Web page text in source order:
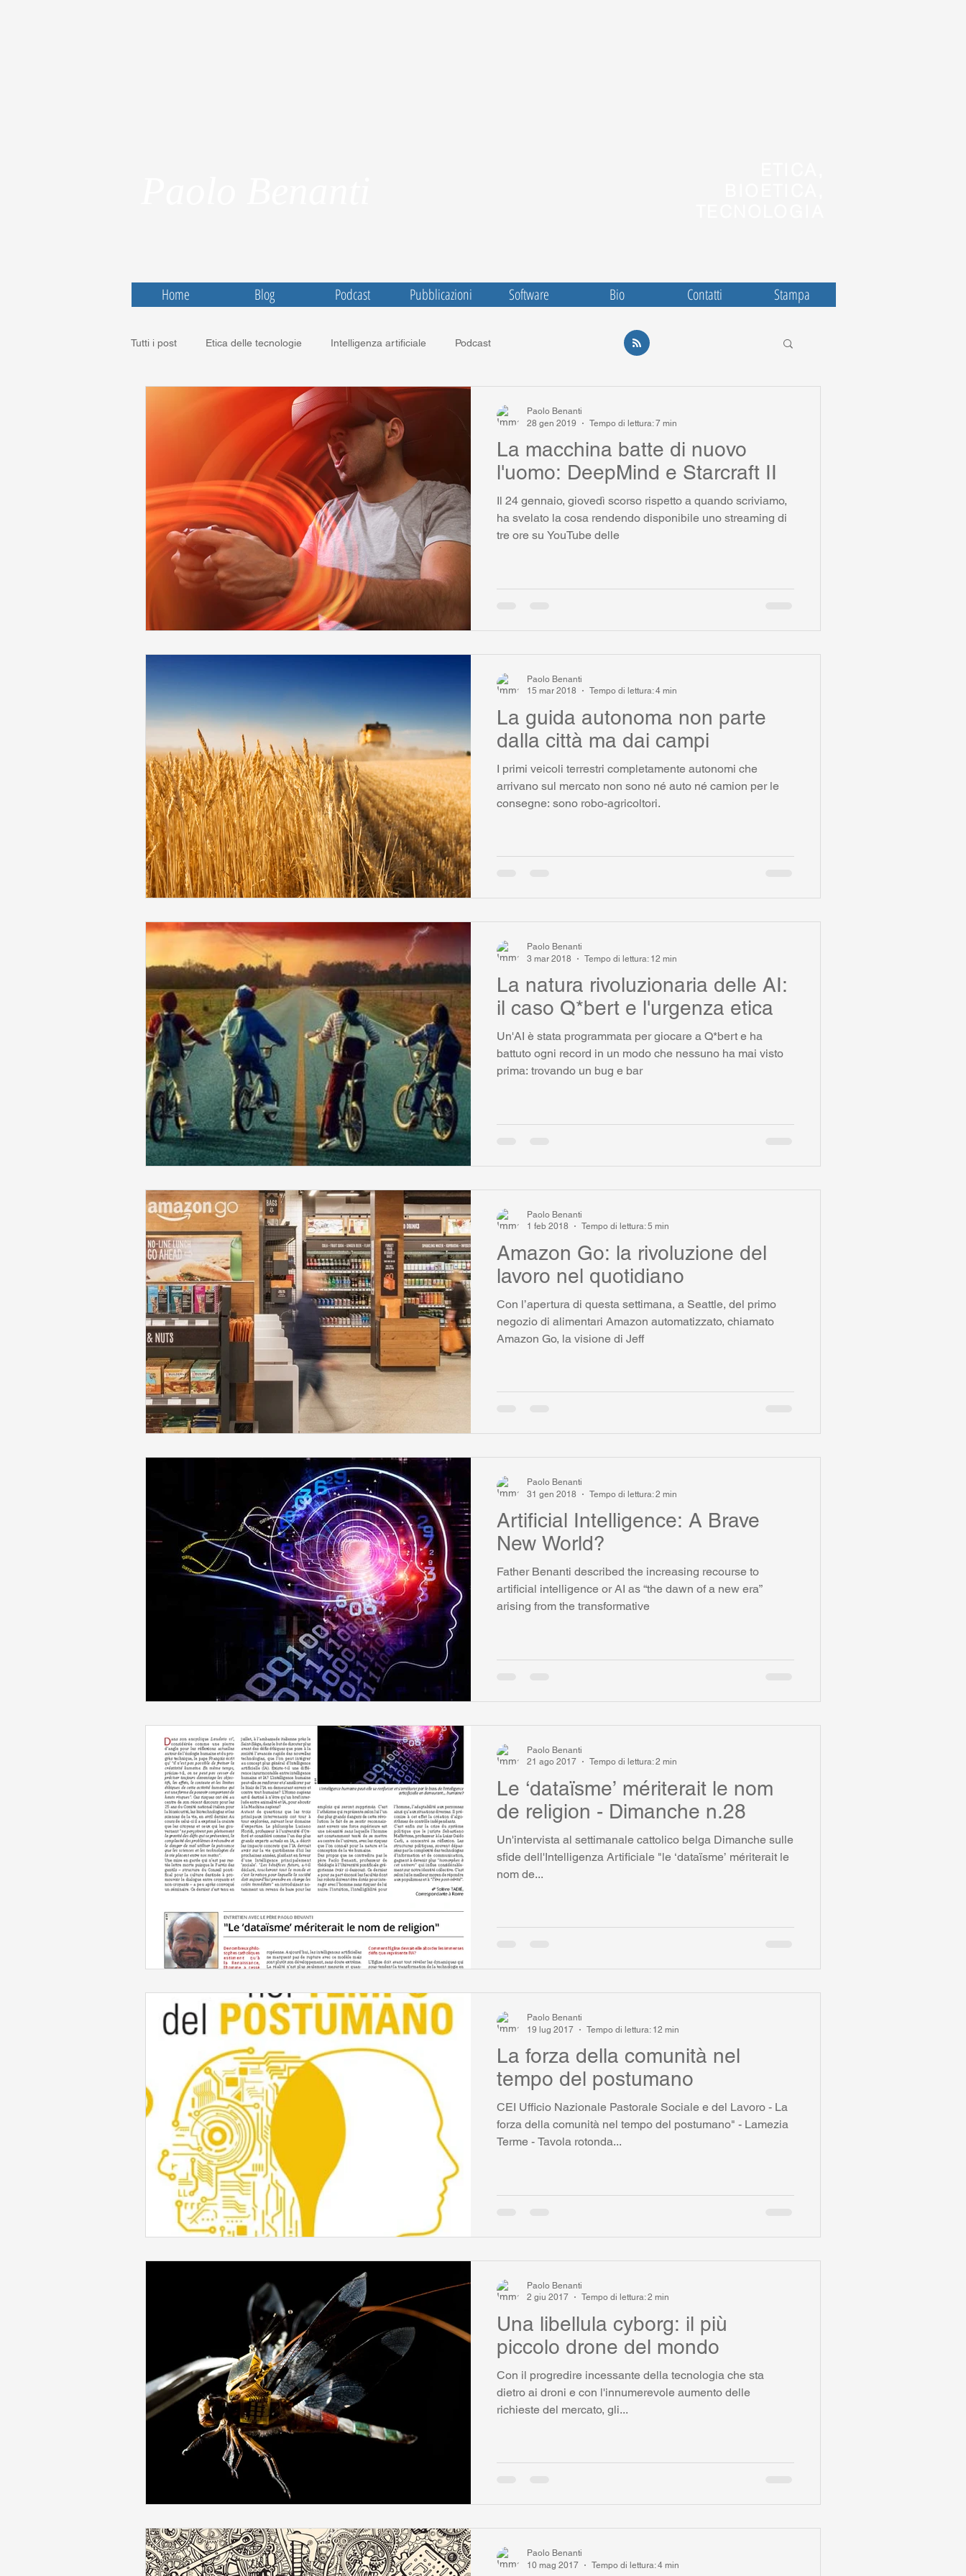
Home Blog Podcast Pubblicazioni Software Bio Contatti Stampa
Tutti i post Etica delle tecnologie Intelligenza artificiale Podcast
La macchina batte di nuovo
l'uomo: DeepMind e Starcraft II
Il 24 gennaio, giovedì scorso rispetto a quando scriviamo,
ha svelato la cosa rendendo disponibile uno streaming di
tre ore su YouTube delle
Paolo Benanti
28 gen 2019
Tempo di lettura: 7 min
La guida autonoma non parte
dalla città ma dai campi
I primi veicoli terrestri completamente autonomi che
arrivano sul mercato non sono né auto né camion per le
consegne: sono robo-agricoltori.
Paolo Benanti
15 mar 2018
Tempo di lettura: 4 min
La natura rivoluzionaria delle AI:
il caso Q*bert e l'urgenza etica
Un'AI è stata programmata per giocare a Q*bert e ha
battuto ogni record in un modo che nessuno ha mai visto
prima: trovando un bug e bar
Paolo Benanti
3 mar 2018
Tempo di lettura: 12 min
Amazon Go: la rivoluzione del
lavoro nel quotidiano
Con l’apertura di questa settimana, a Seattle, del primo
negozio di alimentari Amazon automatizzato, chiamato
Amazon Go, la visione di Jeff
Paolo Benanti
1 feb 2018
Tempo di lettura: 5 min
Artificial Intelligence: A Brave
New World?
Father Benanti described the increasing recourse to
artificial intelligence or AI as “the dawn of a new era”
arising from the transformative
Paolo Benanti
31 gen 2018
Tempo di lettura: 2 min
Le ‘dataïsme’ mériterait le nom
de religion - Dimanche n.28
Un'intervista al settimanale cattolico belga Dimanche sulle
sfide dell'Intelligenza Artificiale "le ‘dataïsme’ mériterait le
nom de...
Paolo Benanti
21 ago 2017
Tempo di lettura: 2 min
La forza della comunità nel
tempo del postumano
CEI Ufficio Nazionale Pastorale Sociale e del Lavoro - La
forza della comunità nel tempo del postumano" - Lamezia
Terme - Tavola rotonda...
Paolo Benanti
19 lug 2017
Tempo di lettura: 12 min
Una libellula cyborg: il più
piccolo drone del mondo
Con il progredire incessante della tecnologia che sta
dietro ai droni e con l'innumerevole aumento delle
richieste del mercato, gli...
Paolo Benanti
2 giu 2017
Tempo di lettura: 2 min
Paolo Benanti
10 mag 2017
Tempo di lettura: 4 min